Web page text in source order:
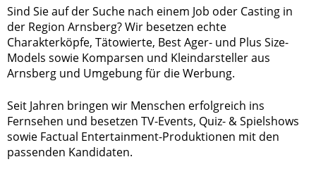
Sind Sie auf der Suche nach einem Job oder Casting in
der Region Arnsberg? Wir besetzen echte
Charakterköpfe, Tätowierte, Best Ager- und Plus Size-
Models sowie Komparsen und Kleindarsteller aus
Arnsberg und Umgebung für die Werbung.
Seit Jahren bringen wir Menschen erfolgreich ins
Fernsehen und besetzen TV-Events, Quiz- & Spielshows
sowie Factual Entertainment-Produktionen mit den
passenden Kandidaten.